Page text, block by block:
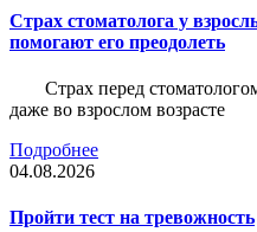
Страх стоматолога у
помогают его преодолеть
Страх перед
даже во взрослом возрасте
Подробнее
04.08.2026
Пройти тест на тревожность